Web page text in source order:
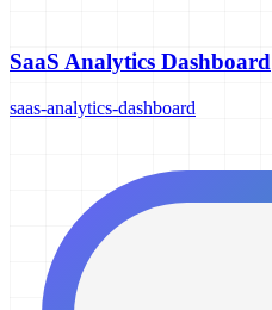
SaaS Analytics Dashboard
saas-analytics-dashboard